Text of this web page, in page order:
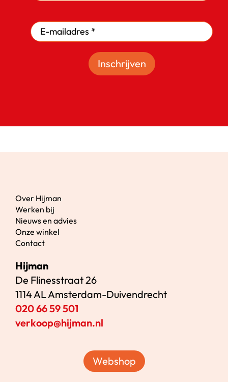
Inschrijven
Over Hijman
Werken bij
Nieuws en advies
Onze winkel
Contact
Hijman
De Flinesstraat 26
1114 AL Amsterdam-Duivendrecht
020 66 59 501
verkoop@hijman.nl
Webshop